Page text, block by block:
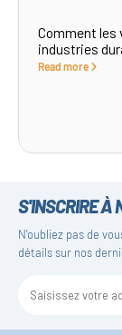
Comment les
industries
Read more
S'INSCRIRE À
N'oubliez pas de
détails sur nos